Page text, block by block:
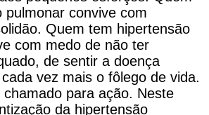
pulmonar convive com
Quem tem hipertensão
com medo de não ter
de sentir a doença
vez mais o fôlego de vida.
para ação. Neste
da hipertensão